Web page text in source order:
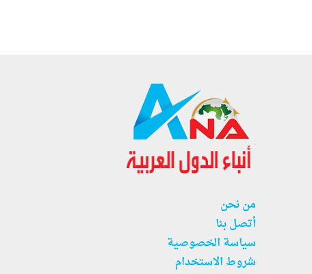
من نحن
أتصل بنا
سياسة الخصوصية
شروط الاستخدام